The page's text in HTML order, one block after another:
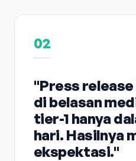
02
"Press
di belasan
tier-1 hanya
hari. Hasilnya
ekspektasi."